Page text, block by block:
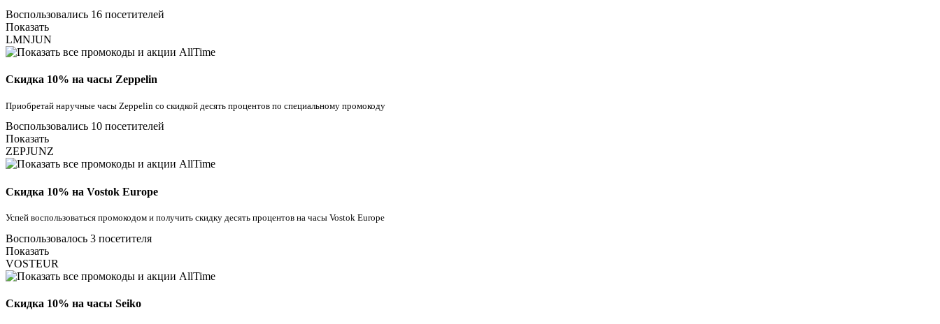
Воспользовались 16 посетителей
Показать
LMNJUN
Скидка 10% на часы Zeppelin
Приобретай наручные часы Zeppelin со скидкой десять процентов по специальному промокоду
Воспользовались 10 посетителей
Показать
ZEPJUNZ
Скидка 10% на Vostok Europe
Успей воспользоваться промокодом и получить скидку десять процентов на часы Vostok Europe
Воспользовалось 3 посетителя
Показать
VOSTEUR
Скидка 10% на часы Seiko